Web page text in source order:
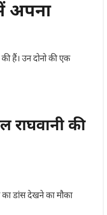
अपना
हैं। उन दोनो की एक
की
डांस देखने का मौका